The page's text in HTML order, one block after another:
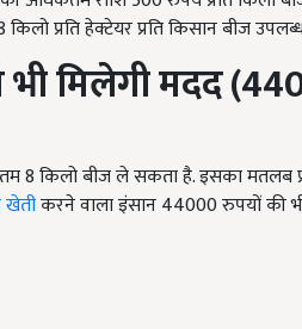
प्रति हेक्टेयर प्रति किसान बीज
मिलेगी मदद (
8 किलो बीज ले सकता है. इसका मतलब
खेतीकरने वाला इंसान 44000 रुपयों की